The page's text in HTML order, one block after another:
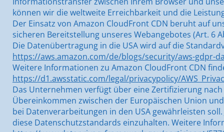
können wir die weltweite Erreichbarkeit und die
Der Einsatz von Amazon CloudFront CDN beruht auf
sicheren Bereitstellung unseres Webangebotes (Art. 6
Die Datenübertragung in die USA wird auf die
https://aws.amazon.com/de/blogs/security/aws-gdpr-
Weitere Informationen zu Amazon CloudFront CDN
https://d1.awsstatic.com/legal/privacypolicy/
Das Unternehmen verfügt über eine Zertifizierung nach
Übereinkommen zwischen der Europäischen Union
bei Datenverarbeitungen in den USA gewährleisten
diese Datenschutzstandards einzuhalten. Weitere